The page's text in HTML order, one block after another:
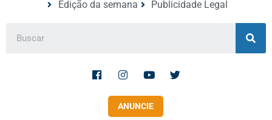
Edição da semana
Publicidade Legal
ANUNCIE